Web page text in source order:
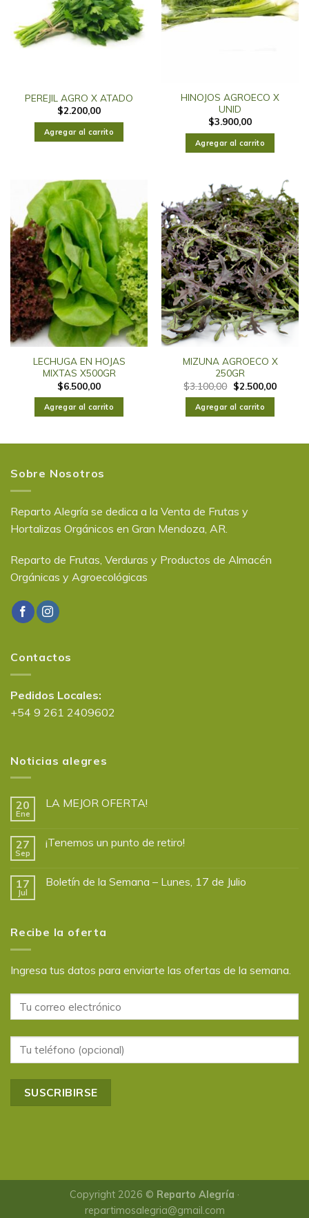
PEREJIL AGRO X ATADO
$2.200,00
Agregar al carrito
HINOJOS AGROECO X
UNID
$3.900,00
Agregar al carrito
LECHUGA EN HOJAS
MIXTAS X500GR
$6.500,00
Agregar al carrito
MIZUNA AGROECO X
250GR
$3.100,00 $2.500,00
Agregar al carrito
Sobre Nosotros
Reparto Alegría se dedica a la Venta de Frutas y
Hortalizas Orgánicos en Gran Mendoza, AR.
Reparto de Frutas, Verduras y Productos de Almacén
Orgánicas y Agroecológicas
Contactos
Pedidos Locales:
+54 9 261 2409602
Noticias alegres
20
Ene
LA MEJOR OFERTA!
27
Sep
¡Tenemos un punto de retiro!
17
Jul
Boletín de la Semana – Lunes, 17 de Julio
Recibe la oferta
Ingresa tus datos para enviarte las ofertas de la semana.
Copyright 2026 © Reparto Alegría ·
repartimosalegria@gmail.com